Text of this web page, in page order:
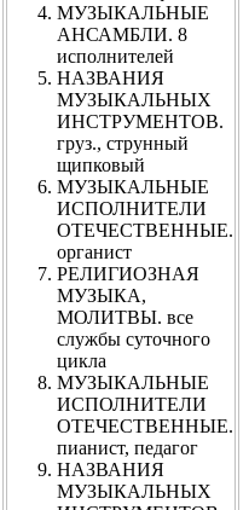
МУЗЫКАЛЬНЫЕ
АНСАМБЛИ. 8
исполнителей
НАЗВАНИЯ
МУЗЫКАЛЬНЫХ
ИНСТРУМЕНТОВ.
груз., струнный
щипковый
МУЗЫКАЛЬНЫЕ
ИСПОЛНИТЕЛИ
ОТЕЧЕСТВЕННЫЕ.
органист
РЕЛИГИОЗНАЯ
МУЗЫКА,
МОЛИТВЫ. все
службы суточного
цикла
МУЗЫКАЛЬНЫЕ
ИСПОЛНИТЕЛИ
ОТЕЧЕСТВЕННЫЕ.
пианист, педагог
НАЗВАНИЯ
МУЗЫКАЛЬНЫХ